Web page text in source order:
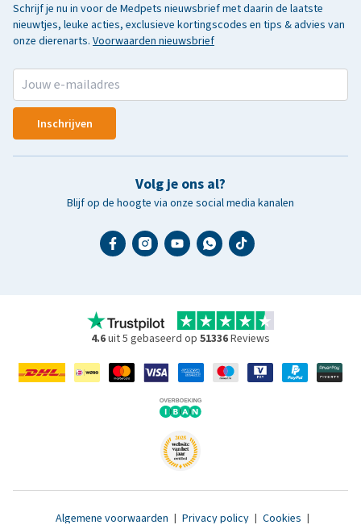
Schrijf je nu in voor de Medpets nieuwsbrief met daarin de laatste
nieuwtjes, leuke acties, exclusieve kortingscodes en tips & advies van
onze dierenarts. Voorwaarden nieuwsbrief
Inschrijven
Volg je ons al?
Blijf op de hoogte via onze social media kanalen
4.6uit 5 gebaseerd op 51336Reviews
Algemene voorwaarden | Privacy policy | Cookies |